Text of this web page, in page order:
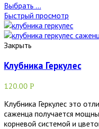
Выбрать ...
Быстрый просмотр
Закрыть
Клубника Геркулес
120.00 Р
Клубника Геркулес это
саженца получается
корневой системой и